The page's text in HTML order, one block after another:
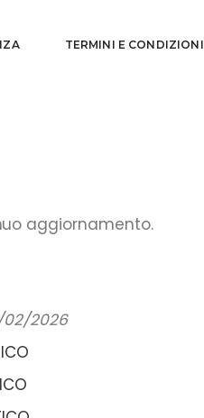
TERMINI E CONDIZIONI
aggiornamento.
2026